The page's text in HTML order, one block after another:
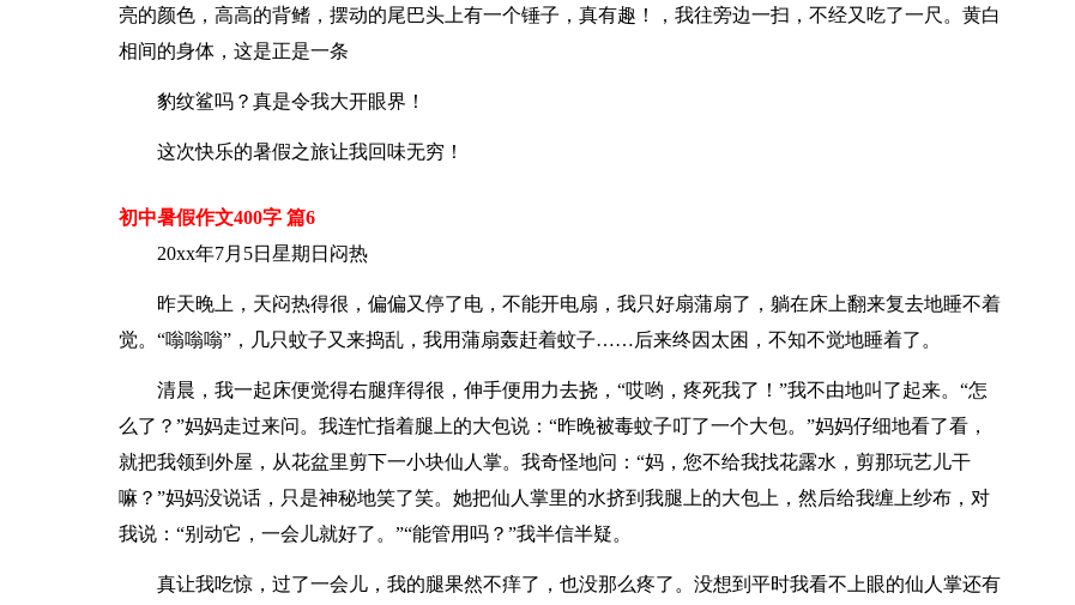
亮的颜色，高高的背鳍，摆动的尾巴头上有一个锤子，真有趣！，我往旁边一扫，不经又吃了一尺。黄白
相间的身体，这是正是一条
豹纹鲨吗？真是令我大开眼界！
这次快乐的暑假之旅让我回味无穷！
初中暑假作文400字 篇6
20xx年7月5日星期日闷热
昨天晚上，天闷热得很，偏偏又停了电，不能开电扇，我只好扇蒲扇了，躺在床上翻来复去地睡不着
觉。“嗡嗡嗡”，几只蚊子又来捣乱，我用蒲扇轰赶着蚊子……后来终因太困，不知不觉地睡着了。
清晨，我一起床便觉得右腿痒得很，伸手便用力去挠，“哎哟，疼死我了！”我不由地叫了起来。“怎
么了？”妈妈走过来问。我连忙指着腿上的大包说：“昨晚被毒蚊子叮了一个大包。”妈妈仔细地看了看，
就把我领到外屋，从花盆里剪下一小块仙人掌。我奇怪地问：“妈，您不给我找花露水，剪那玩艺儿干
嘛？”妈妈没说话，只是神秘地笑了笑。她把仙人掌里的水挤到我腿上的大包上，然后给我缠上纱布，对
我说：“别动它，一会儿就好了。”“能管用吗？”我半信半疑。
真让我吃惊，过了一会儿，我的腿果然不痒了，也没那么疼了。没想到平时我看不上眼的仙人掌还有